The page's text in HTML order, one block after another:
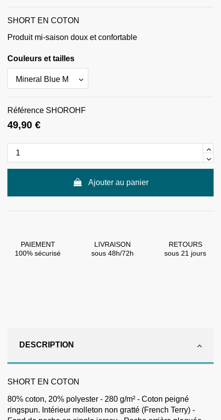
SHORT EN COTON
Produit mi-saison doux et confortable
Couleurs et tailles
Référence SHOROHF
49,90 €
Ajouter au panier
PAIEMENT
100% sécurisé
LIVRAISON
sous 48h/72h
RETOURS
sous 21 jours
DESCRIPTION
SHORT EN COTON
80% coton, 20% polyester - 280 g/m² - Coton peigné
ringspun. Intérieur molleton non gratté (French Terry) -